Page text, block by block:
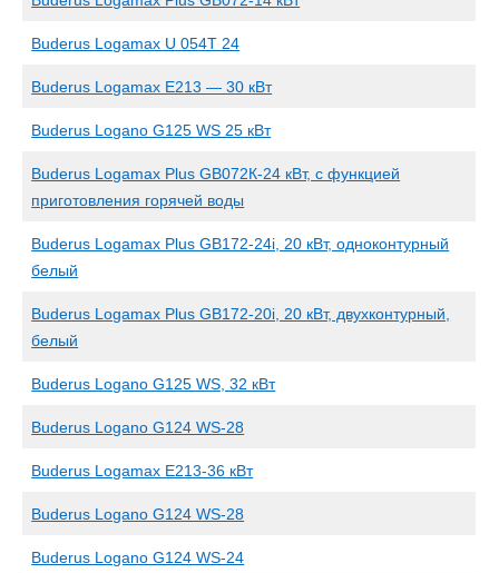
Buderus Logamax U 054T 24
Buderus Logamax E213 — 30 кВт
Buderus Logano G125 WS 25 кВт
Buderus Logamax Plus GB072К-24 кВт, с функцией
приготовления горячей воды
Buderus Logamax Plus GB172-24i, 20 кВт, одноконтурный
белый
Buderus Logamax Plus GB172-20i, 20 кВт, двухконтурный,
белый
Buderus Logano G125 WS, 32 кВт
Buderus Logano G124 WS-28
Buderus Logamax E213-36 кВт
Buderus Logano G124 WS-28
Buderus Logano G124 WS-24